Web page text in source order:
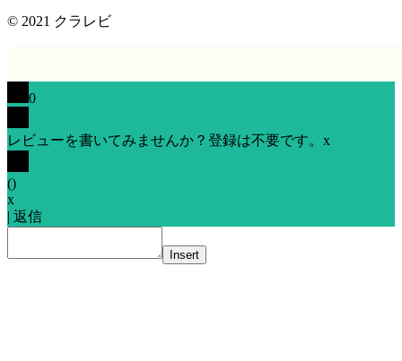
© 2021 クラレビ
0
レビューを書いてみませんか？登録は不要です。 x
()
x
| 返信
Insert